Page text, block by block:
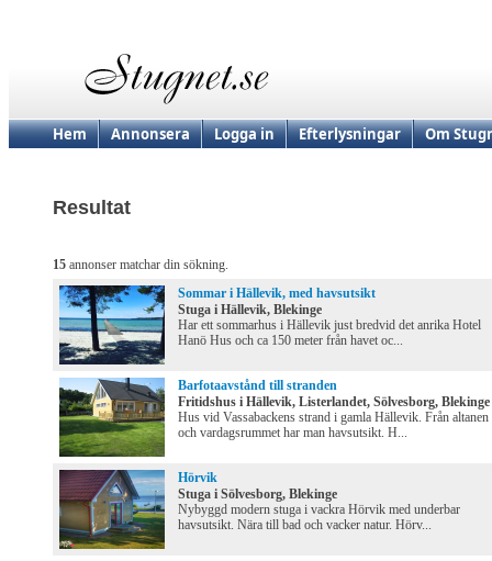
Hem Annonsera Logga in Efterlysningar Om
Resultat
15 annonser matchar din sökning.
Sommar i Hällevik, med havsutsikt
Stuga i Hällevik, Blekinge
Har ett sommarhus i Hällevik just bredvid det anrika Hotel
Hanö Hus och ca 150 meter från havet oc...
Barfotaavstånd till stranden
Fritidshus i Hällevik, Listerlandet, Sölvesborg, Blekinge
Hus vid Vassabackens strand i gamla Hällevik. Från altanen
och vardagsrummet har man havsutsikt. H...
Hörvik
Stuga i Sölvesborg, Blekinge
Nybyggd modern stuga i vackra Hörvik med underbar
havsutsikt. Nära till bad och vacker natur. Hörv...